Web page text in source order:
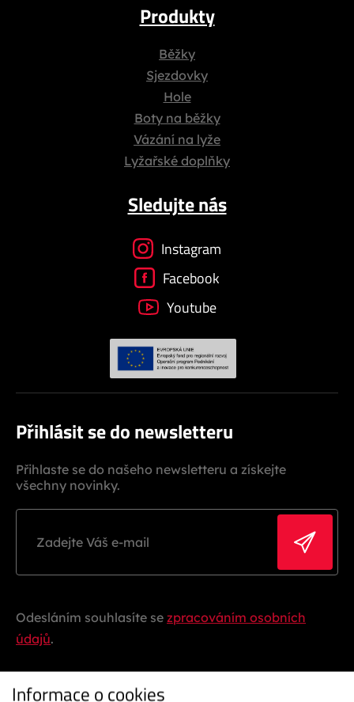
Produkty
Běžky
Sjezdovky
Hole
Boty na běžky
Vázání na lyže
Lyžařské doplňky
Sledujte nás
Instagram
Facebook
Youtube
Přihlásit se do newsletteru
Přihlaste se do našeho newsletteru a získejte
všechny novinky.
Odesláním souhlasíte se zpracováním osobních
údajů.
Informace o cookies